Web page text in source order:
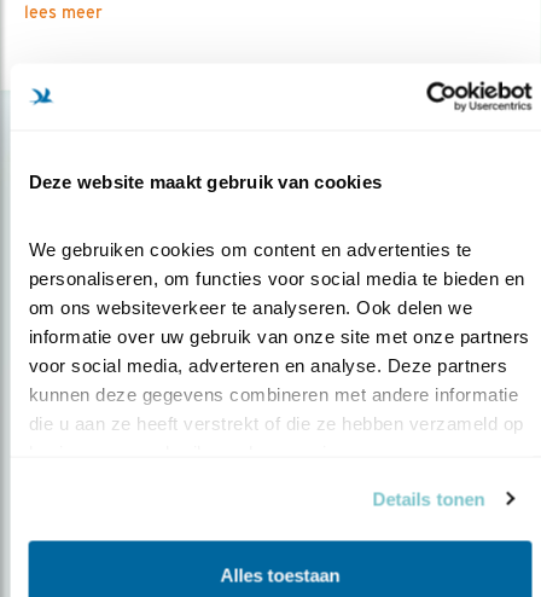
Deze website maakt gebruik van cookies
We gebruiken cookies om content en advertenties te
personaliseren, om functies voor social media te bieden en
om ons websiteverkeer te analyseren. Ook delen we
informatie over uw gebruik van onze site met onze partners
voor social media, adverteren en analyse. Deze partners
kunnen deze gegevens combineren met andere informatie
die u aan ze heeft verstrekt of die ze hebben verzameld op
Details tonen
Alles toestaan
lees meer
Op de hoogte blijven?
Meld je aan en ontvang nieuws, inspiratie, acties en tips
over vogels en activiteiten van Vogelbescherming.